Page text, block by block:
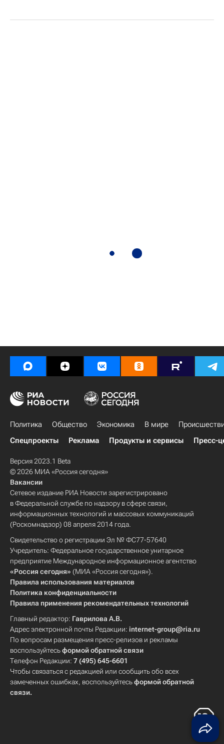
Политика Общество Экономика В мире
Спецпроекты
Реклама Продукты и сервисы Пресс-
Версия 2023.1 Beta
© 2026 МИА «Россия сегодня»
Вакансии
Сетевое издание РИА Новости зарегистрировано
в Федеральной службе по надзору в сфере связи,
информационных технологий и массовых коммуникаций
(Роскомнадзор) 08 апреля 2014 года.
Свидетельство о регистрации Эл № ФС77-57640
Учредитель: Федеральное государственное унитарное
предприятие Международное информационное агентство
«Россия сегодня» (МИА «Россия сегодня»).
Правила использования материалов
Политика конфиденциальности
Правила применения рекомендательных технологий
Главный редактор: Гаврилова А.В.
Адрес электронной почты Редакции: internet-group@ria.ru
По вопросам размещения пресс-релизов и рекламы
воспользуйтесьформой обратной связи
Телефон Редакции: 7 (495) 645-6601
Чтобы связаться с редакцией или сообщить обо всех
замеченных ошибках, воспользуйтесьформой обратной
связи.